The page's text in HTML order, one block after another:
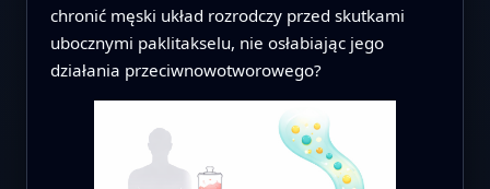
chronić męski układ rozrodczy przed skutkami
ubocznymi paklitakselu, nie osłabiając jego
działania przeciwnowotworowego?